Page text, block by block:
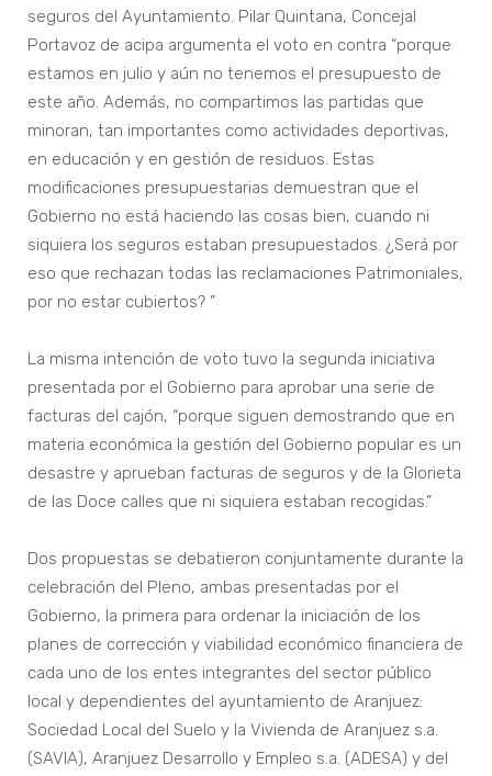
seguros del Ayuntamiento. Pilar Quintana, Concejal
Portavoz de acipa argumenta el voto en contra “porque
estamos en julio y aún no tenemos el presupuesto de
este año. Además, no compartimos las partidas que
minoran, tan importantes como actividades deportivas,
en educación y en gestión de residuos. Estas
modificaciones presupuestarias demuestran que el
Gobierno no está haciendo las cosas bien, cuando ni
siquiera los seguros estaban presupuestados. ¿Será por
eso que rechazan todas las reclamaciones Patrimoniales,
por no estar cubiertos? ”
La misma intención de voto tuvo la segunda iniciativa
presentada por el Gobierno para aprobar una serie de
facturas del cajón, “porque siguen demostrando que en
materia económica la gestión del Gobierno popular es un
desastre y aprueban facturas de seguros y de la Glorieta
de las Doce calles que ni siquiera estaban recogidas.”
Dos propuestas se debatieron conjuntamente durante la
celebración del Pleno, ambas presentadas por el
Gobierno, la primera para ordenar la iniciación de los
planes de corrección y viabilidad económico financiera de
cada uno de los entes integrantes del sector público
local y dependientes del ayuntamiento de Aranjuez:
Sociedad Local del Suelo y la Vivienda de Aranjuez s.a.
(SAVIA), Aranjuez Desarrollo y Empleo s.a. (ADESA) y del